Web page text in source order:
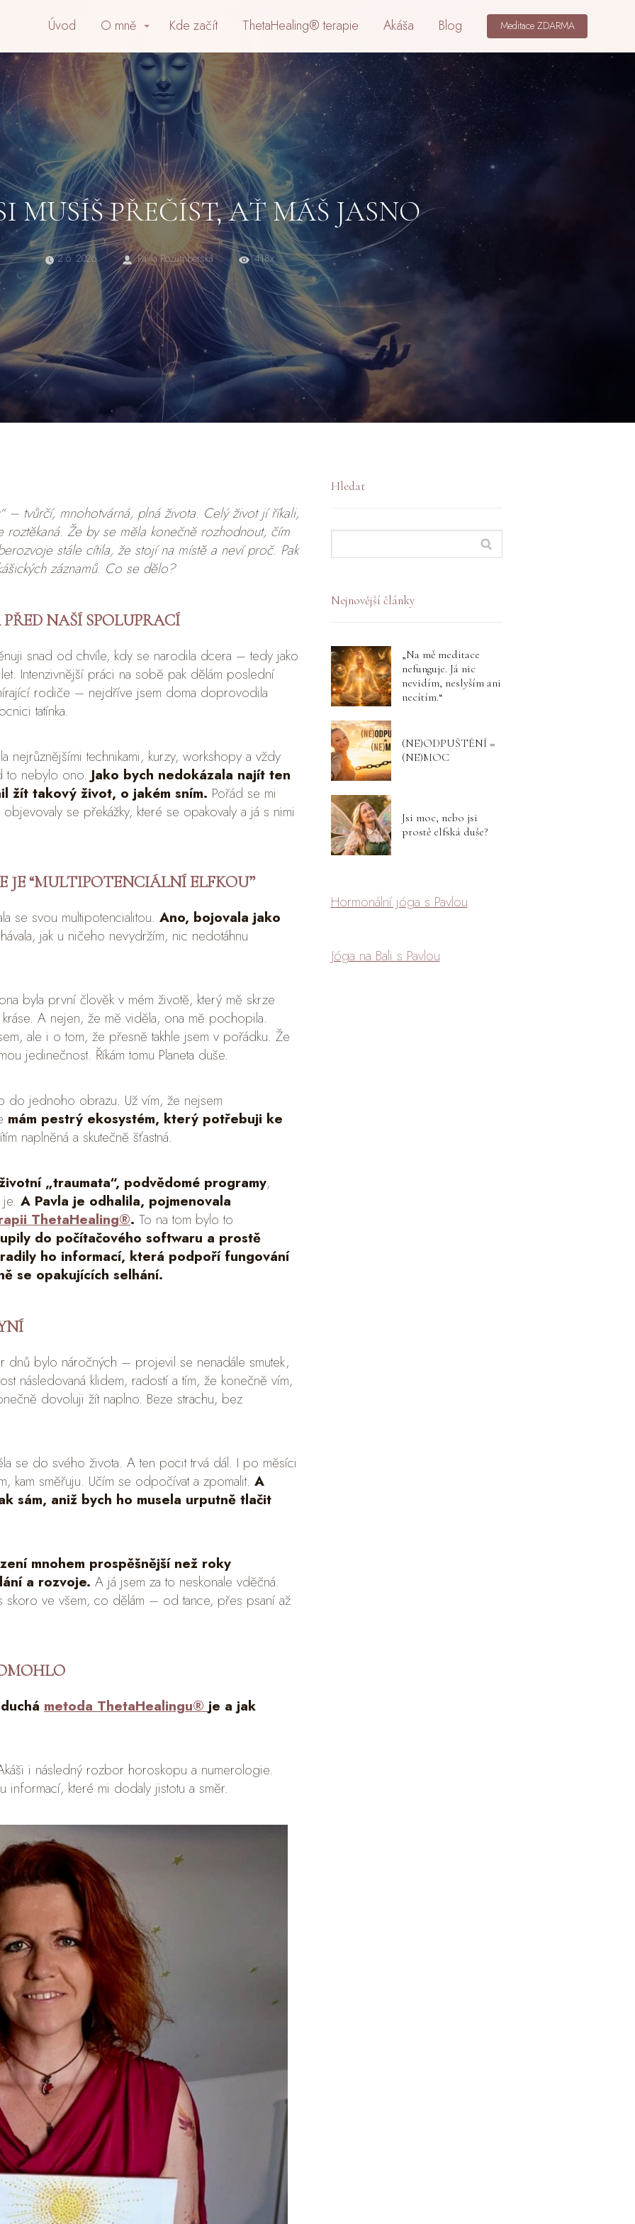
Úvod O mně Kde začít ThetaHealing® terapie Akáša Blog Meditace ZDARMA
MUSÍŠ PŘEČÍST, AŤ MÁŠ JASNO
2.6. 2026 Pavla Rožumberská 418x
– tvůrčí, mnohotvárná, plná života. Celý život jí říkali,
Že by se měla konečně rozhodnout, čím
stále cítila, že stojí na místě a neví proč. Pak
záznamů. Co se dělo?
NAŠÍ SPOLUPRACÍ
snad od chvíle, kdy se narodila dcera – tedy jako
Intenzivnější práci na sobě pak dělám poslední
rodiče – nejdříve jsem doma doprovodila
tatínka.
nejrůznějšími technikami, kurzy, workshopy a vždy
to nebylo ono. Jako bych nedokázala najít ten
žít takový život, o jakém sním. Pořád se mi
se překážky, které se opakovaly a já s nimi
JE “MULTIPOTENCIÁLNÍ ELFKOU”
se svou multipotencialitou. Ano, bojovala jako
jak u ničeho nevydržím, nic nedotáhnu
byla první člověk v mém životě, který mě skrze
A nejen, že mě viděla, ona mě pochopila.
ale i o tom, že přesně takhle jsem v pořádku. Že
jedinečnost. Říkám tomu Planeta duše.
do jednoho obrazu. Už vím, že nejsem
mám pestrý ekosystém, který potřebuji ke
naplněná a skutečně šťastná.
„traumata“, podvědomé programy,
A Pavla je odhalila, pojmenovala
ThetaHealing®. To na tom bylo to
do počítačového softwaru a prostě
ho informací, která podpoří fungování
se opakujících selhání.
dnů bylo náročných – projevil se nenadále smutek,
následovaná klidem, radostí a tím, že konečně vím,
dovoluji žít naplno. Beze strachu, bez
se do svého života. A ten pocit trvá dál. I po měsíci
kam směřuju. Učím se odpočívat a zpomalit. A
sám, aniž bych ho musela urputně tlačit
mnohem prospěšnější než roky
a rozvoje. A já jsem za to neskonale vděčná.
ve všem, co dělám – od tance, přes psaní až
metoda ThetaHealingu®je a jak
i následný rozbor horoskopu a numerologie.
informací, které mi dodaly jistotu a směr.
Hledat
Nejnovější články
„Na mě meditace
nefunguje. Já nic
nevidím, neslyším ani
necítím.“
(NE)ODPUŠTĚNÍ =
(NE)MOC
Jsi moc, nebo jsi
prostě elfská duše?
Hormonální jóga s Pavlou
Jóga na Bali s Pavlou